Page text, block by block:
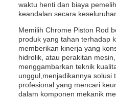
waktu henti dan biaya
keandalan secara
Memilih Chrome Piston Rod
produk yang tahan terhadap
memberikan kinerja yang
hidrolik, atau perakitan
menggambarkan teknik
unggul,menjadikannya solusi
profesional yang mencari
dalam komponen mekanik